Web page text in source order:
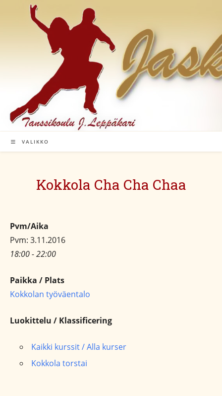
VALIKKO
Kokkola Cha Cha Chaa
Pvm/Aika
Pvm: 3.11.2016
18:00 - 22:00
Paikka / Plats
Kokkolan työväentalo
Luokittelu / Klassificering
Kaikki kurssit / Alla kurser
Kokkola torstai